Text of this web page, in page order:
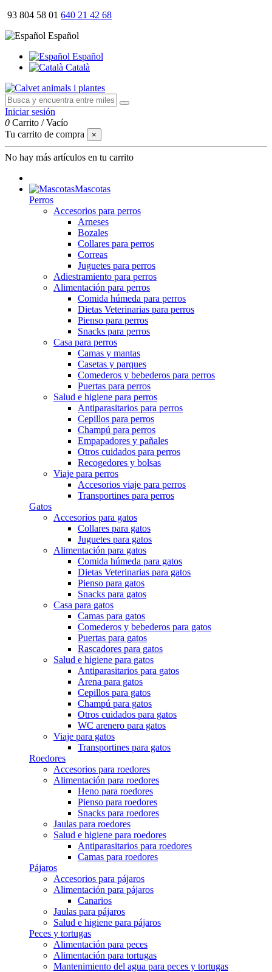
93 804 58 01 640 21 42 68
Español
Español
Català
Iniciar sesión
0 Carrito /Vacío
Tu carrito de compra
×
No hay más artículos en tu carrito
Mascotas
Perros
Accesorios para perros
Arneses
Bozales
Collares para perros
Correas
Juguetes para perros
Adiestramiento para perros
Alimentación para perros
Comida húmeda para perros
Dietas Veterinarias para perros
Pienso para perros
Snacks para perros
Casa para perros
Camas y mantas
Casetas y parques
Comederos y bebederos para perros
Puertas para perros
Salud e higiene para perros
Antiparasitarios para perros
Cepillos para perros
Champú para perros
Empapadores y pañales
Otros cuidados para perros
Recogedores y bolsas
Viaje para perros
Accesorios viaje para perros
Transportines para perros
Gatos
Accesorios para gatos
Collares para gatos
Juguetes para gatos
Alimentación para gatos
Comida húmeda para gatos
Dietas Veterinarias para gatos
Pienso para gatos
Snacks para gatos
Casa para gatos
Camas para gatos
Comederos y bebederos para gatos
Puertas para gatos
Rascadores para gatos
Salud e higiene para gatos
Antiparasitarios para gatos
Arena para gatos
Cepillos para gatos
Champú para gatos
Otros cuidados para gatos
WC arenero para gatos
Viaje para gatos
Transportines para gatos
Roedores
Accesorios para roedores
Alimentación para roedores
Heno para roedores
Pienso para roedores
Snacks para roedores
Jaulas para roedores
Salud e higiene para roedores
Antiparasitarios para roedores
Camas para roedores
Pájaros
Accesorios para pájaros
Alimentación para pájaros
Canarios
Jaulas para pájaros
Salud e higiene para pájaros
Peces y tortugas
Alimentación para peces
Alimentación para tortugas
Mantenimiento del agua para peces y tortugas